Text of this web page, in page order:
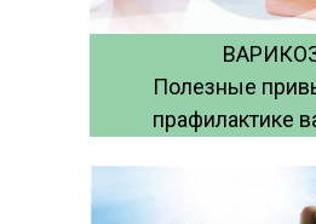
Полезные
прафилактике